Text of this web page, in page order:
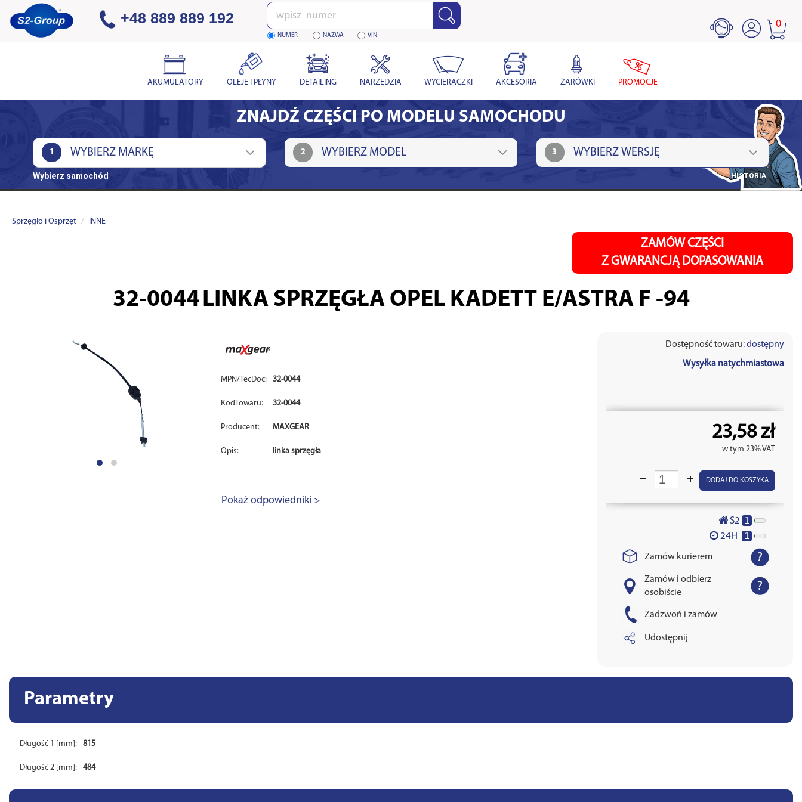
+48 889 889 192 Wpisz
numer
NUMER NAZWA VIN
0
AKUMULATORY OLEJE I PŁYNY DETAILING NARZĘDZIA WYCIERACZKI AKCESORIA ŻARÓWKI PROMOCJE
ZNAJDŹ CZĘŚCI PO MODELU SAMOCHODU
1 2 3
Wybierz samochód HISTORIA
Sprzęgło i Osprzęt INNE
ZAMÓW CZĘŚCI
Z GWARANCJĄ DOPASOWANIA
32-0044LINKA SPRZĘGŁA OPEL KADETT E/ASTRA F -94
MPN/TecDoc: 32-0044
KodTowaru: 32-0044
Producent: MAXGEAR
Opis: linka sprzęgła
Pokaż odpowiedniki >
Dostępność towaru:dostępny
Wysyłka natychmiastowa
23,58 zł
w tym 23% VAT
DODAJ DO KOSZYKA
S2 1
24H 1
Zamów kurierem
Zamów i odbierz
osobiście
Zadzwoń i zamów
Udostępnij
Parametry
Długość 1 [mm]: 815
Długość 2 [mm]: 484